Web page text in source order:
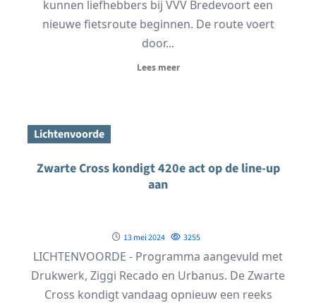
kunnen liefhebbers bij VVV Bredevoort een
nieuwe fietsroute beginnen. De route voert
door...
Lees meer
Lichtenvoorde
Zwarte Cross kondigt 420e act op de line-up
aan
13 mei 2024 3255
LICHTENVOORDE - Programma aangevuld met
Drukwerk, Ziggi Recado en Urbanus. De Zwarte
Cross kondigt vandaag opnieuw een reeks